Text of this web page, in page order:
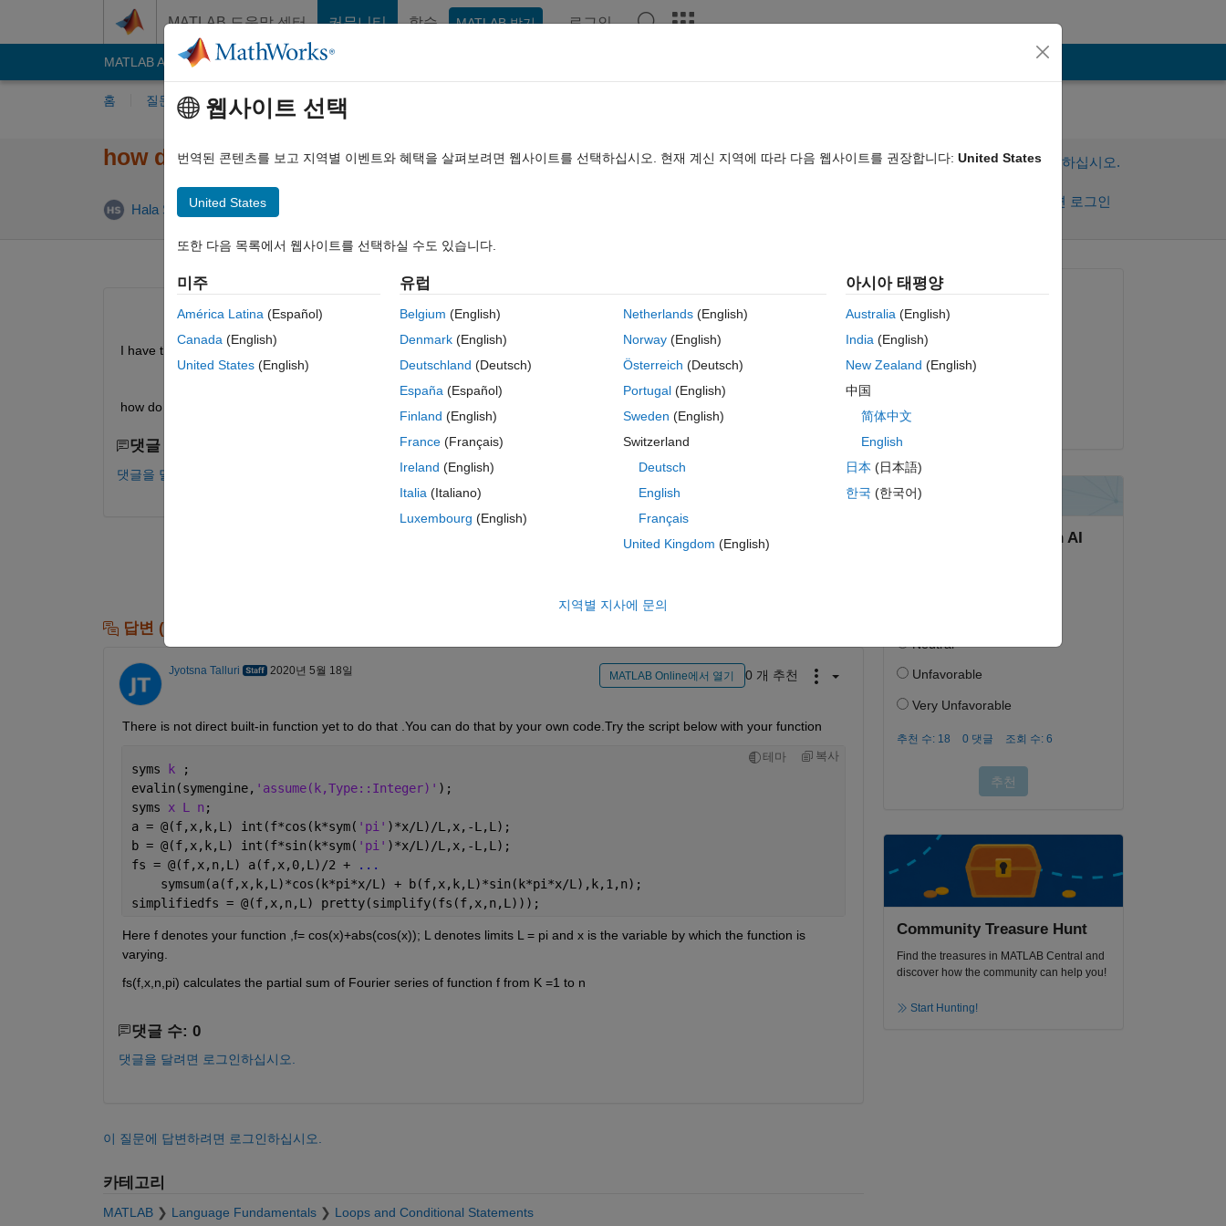
MATLAB 도움말 센터 커뮤니티 학습 MATLAB 받기 로그인
MATLAB Answers File Exchange
홈 질문하기 답변하기 찾아보기
how do i calculate the partial sum of a fourier series?
Hala Smadi 2020 5월 15
이 질문에 답변하려면 로그인하십시오.
활동을 팔로우하려면 로그인
0 개 추천
I have the following function:
how do I calculate the partial sum using matlab code?
댓글 수: 0
댓글을 달려면 로그인하십시오.
이 질문에 답변하려면 로그인하십시오.
답변 (1개)
Jyotsna Talluri 2020년 5월 18일 MATLAB Online에서 열기 0 개 추천
There is not direct built-in function yet to do that .You can do that by your own code.Try the script below with your function
테마 복사
syms k
;
evalin(symengine, 'assume(k,Type::Integer)' );
syms x L n ;
a = @(f,x,k,L) int(f*cos(k*sym( 'pi' )*x/L)/L,x,-L,L);
b = @(f,x,k,L) int(f*sin(k*sym( 'pi' )*x/L)/L,x,-L,L);
fs = @(f,x,n,L) a(f,x,0,L)/2 +
...
    symsum(a(f,x,k,L)*cos(k*pi*x/L) + b(f,x,k,L)*sin(k*pi*x/L),k,1,n);
simplifiedfs = @(f,x,n,L) pretty(simplify(fs(f,x,n,L)));
Here f denotes your function ,f= cos(x)+abs(cos(x)); L denotes limits L = pi and x is the variable by which the function is
varying.
fs(f,x,n,pi) calculates the partial sum of Fourier series of function f from K =1 to n
댓글 수: 0
댓글을 달려면 로그인하십시오.
이 질문에 답변하려면 로그인하십시오.
카테고리
MATLAB Language Fundamentals Loops and Conditional Statements
질문:
Hala Smadi
2020년 5월 15일
답변:
2020년 5월 18일
Community Treasure Hunt
Find the treasures in MATLAB Central and
discover how the community can help you!
Start Hunting!
웹사이트 선택
번역된 콘텐츠를 보고 지역별 이벤트와 혜택을 살펴보려면 웹사이트를 선택하십시오. 현재 계신 지역에 따라 다음 웹사이트를 권장합니다: United States
United States
또한 다음 목록에서 웹사이트를 선택하실 수도 있습니다.
미주
América Latina (Español)
Canada (English)
United States (English)
유럽
Belgium (English)
Denmark (English)
Deutschland (Deutsch)
España (Español)
Finland (English)
France (Français)
Ireland (English)
Italia (Italiano)
Luxembourg (English)
Netherlands(English)
Norway(English)
Österreich (Deutsch)
Portugal(English)
Sweden (English)
Switzerland
Deutsch
English
Français
United Kingdom (English)
아시아 태평양
Australia(English)
India(English)
New Zealand (English)
中国
简体中文
English
日本 (日本語)
한국 (한국어)
지역별 지사에 문의